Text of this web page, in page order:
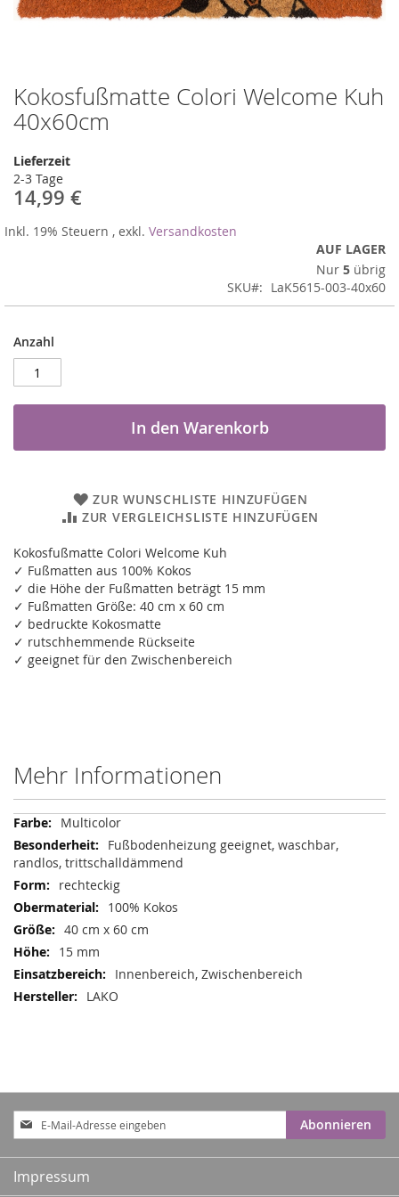
Kokosfußmatte Colori Welcome Kuh
40x60cm
Lieferzeit
2-3 Tage
14,99 €
Inkl. 19% Steuern , exkl. Versandkosten
AUF LAGER
Nur 5 übrig
SKU
LaK5615-003-40x60
Anzahl
In den Warenkorb
ZUR WUNSCHLISTE HINZUFÜGEN
ZUR VERGLEICHSLISTE HINZUFÜGEN
Kokosfußmatte Colori Welcome Kuh
✓ Fußmatten aus 100% Kokos
✓ die Höhe der Fußmatten beträgt 15 mm
✓ Fußmatten Größe: 40 cm x 60 cm
✓ bedruckte Kokosmatte
✓ rutschhemmende Rückseite
✓ geeignet für den Zwischenbereich
Zum
Anfang
der
springen
Mehr Informationen
Mehr
Informationen
Multicolor
Fußbodenheizung geeignet, waschbar,
randlos, trittschalldämmend
rechteckig
100% Kokos
40 cm x 60 cm
15 mm
Innenbereich, Zwischenbereich
LAKO
Anmeldung
zum
Newsletter:
Abonnieren
Impressum